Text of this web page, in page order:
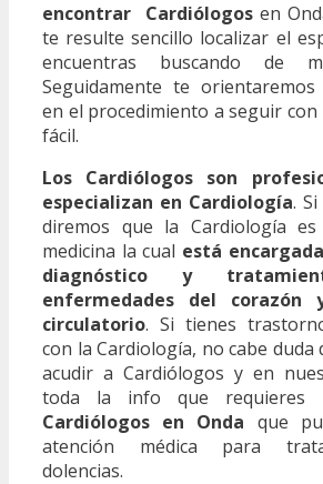
encontrar Cardiólogosen
te resulte sencillo localizar el
encuentras buscando de
Seguidamente te orientaremos
en el procedimiento a seguir con
fácil.
Los Cardiólogos son
especializan en Cardiología.
diremos que la Cardiología
medicina la cual está
diagnóstico y
enfermedades del corazón
circulatorio. Si tienes
con la Cardiología, no cabe duda
acudir a Cardiólogos y en
toda la info que requieres
Cardiólogos en Onda que
atención médica para
dolencias.